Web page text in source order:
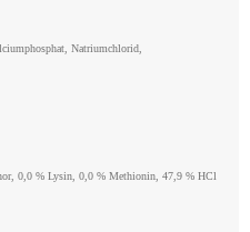
Natriumchlorid,
0,0 % Lysin, 0,0 % Methionin, 47,9 % HCl